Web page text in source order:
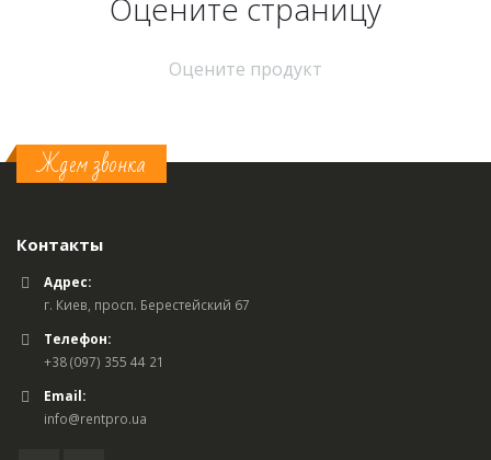
Оцените страницу
Оцените продукт
Ждем звонка
Контакты
Адрес:
г. Киев, просп. Берестейский 67
Телефон:
+38 (097) 355 44 21
Email:
info@rentpro.ua